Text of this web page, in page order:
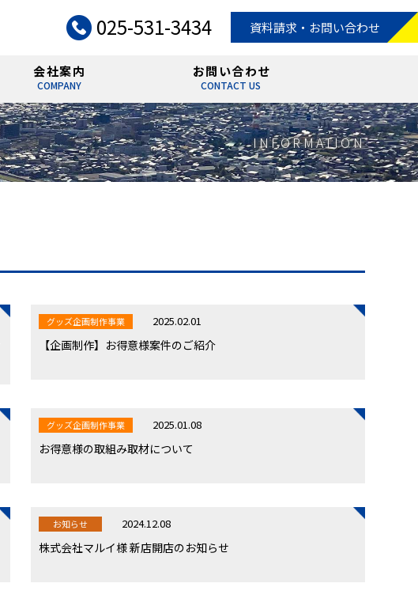
025-531-3434 資料請求・お問い合わせ
会社案内
COMPANY
お問い合わせ
CONTACT US
INFORMATION
グッズ企画制作事業 2025.02.01
【企画制作】お得意様案件のご紹介
グッズ企画制作事業 2025.01.08
お得意様の取組み取材について
お知らせ 2024.12.08
株式会社マルイ様 新店開店のお知らせ